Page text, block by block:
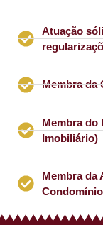
Atuação
Membra da
Membra do
Imobiliário)
Membra da